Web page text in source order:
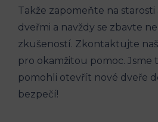
Takže zapomeňte ​na
dveřmi‍ a navždy ⁢se zbavte⁤
zkušeností. Zkontaktujte
pro okamžitou pomoc. ⁣Jsme
pomohli otevřít nové ⁢dveře
bezpečí! ‍